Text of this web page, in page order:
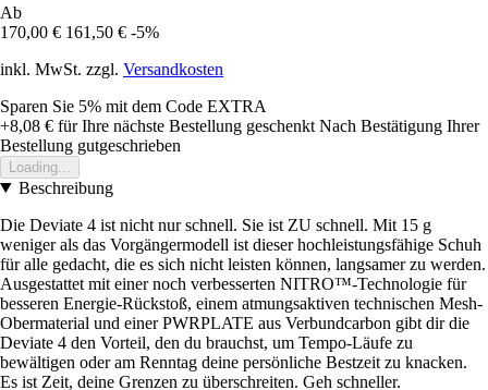
Ab
170,00 € 161,50 € -5%
inkl. MwSt. zzgl. Versandkosten
Sparen Sie 5% mit dem Code EXTRA
+8,08 € für Ihre nächste Bestellung geschenkt Nach Bestätigung Ihrer
Bestellung gutgeschrieben
Loading...
Beschreibung
Die Deviate 4 ist nicht nur schnell. Sie ist ZU schnell. Mit 15 g
weniger als das Vorgängermodell ist dieser hochleistungsfähige Schuh
für alle gedacht, die es sich nicht leisten können, langsamer zu werden.
Ausgestattet mit einer noch verbesserten NITRO™-Technologie für
besseren Energie-Rückstoß, einem atmungsaktiven technischen Mesh-
Obermaterial und einer PWRPLATE aus Verbundcarbon gibt dir die
Deviate 4 den Vorteil, den du brauchst, um Tempo-Läufe zu
bewältigen oder am Renntag deine persönliche Bestzeit zu knacken.
Es ist Zeit, deine Grenzen zu überschreiten. Geh schneller.